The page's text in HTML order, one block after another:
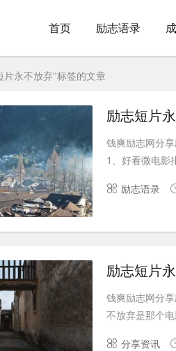
首页 励志语录
片永不放弃"标签的文章
励志短片
钱爽励志网分
1、好看微电影
励志语录
励志短片
钱爽励志网分
不放弃是那个
分享资讯